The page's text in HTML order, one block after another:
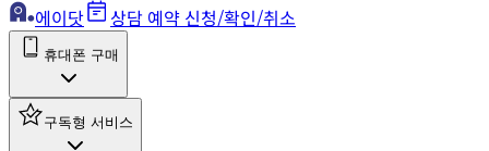
에이닷
상담 예약 신청/확인/취소
휴대폰 구매
구독형 서비스